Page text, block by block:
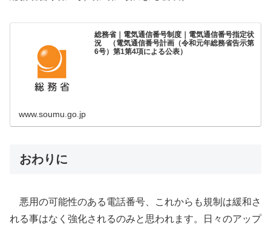
総務省｜電気通信番号制度｜電気通信番号指定状
況 （電気通信番号計画（令和元年総務省告示第
6号）第1第4項による公表）
www.soumu.go.jp
おわりに
悪用の可能性のある電話番号、これからも規制は緩和さ
れる事はなく強化されるのみと思われます。日々のアップ